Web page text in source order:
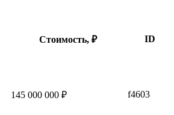
Стоимость, ₽ ID
145 000 000 ₽ f4603